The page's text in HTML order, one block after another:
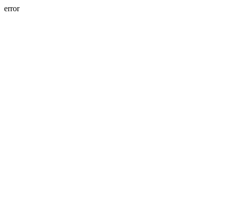
error